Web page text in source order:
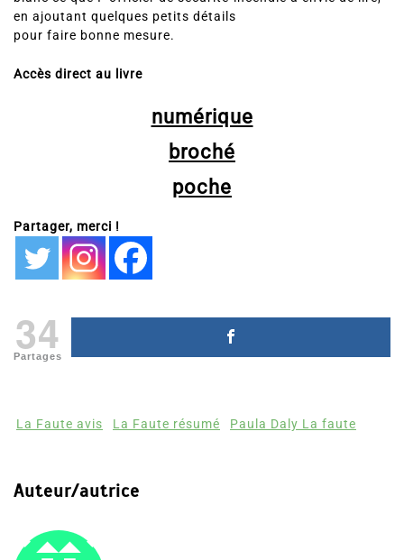
en ajoutant quelques petits détails
pour faire bonne mesure.
Accès direct au livre
numérique
broché
poche
Partager, merci !
34
Partages
La Faute avis La Faute résumé Paula Daly La faute
Auteur/autrice